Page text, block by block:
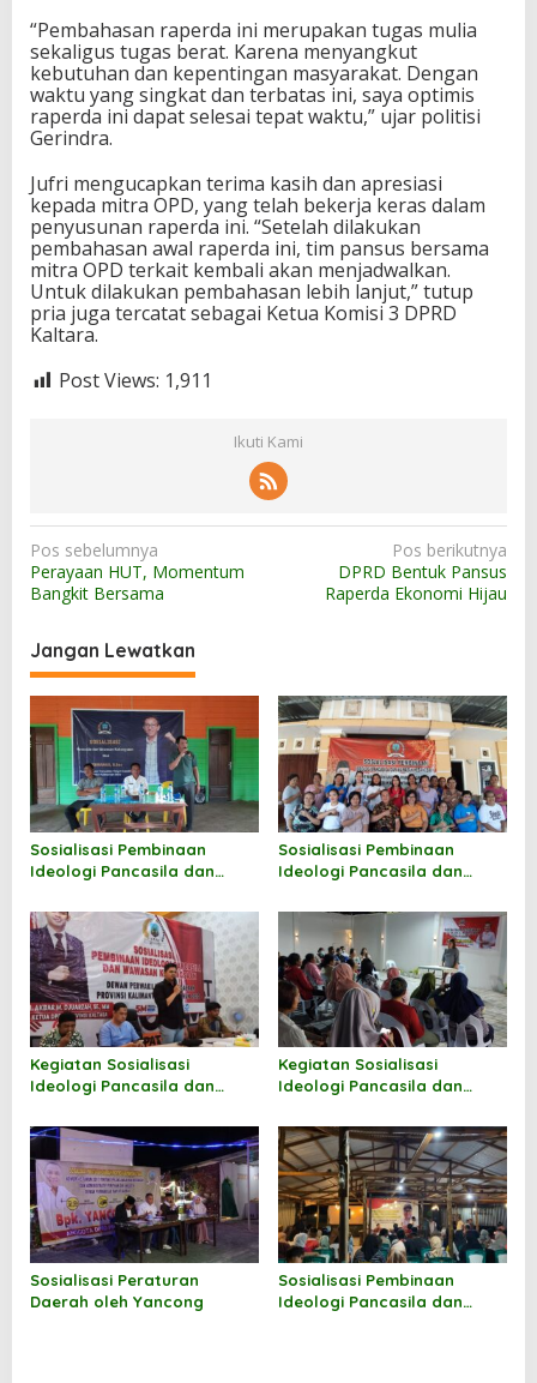
“Pembahasan raperda ini merupakan tugas mulia
sekaligus tugas berat. Karena menyangkut
kebutuhan dan kepentingan masyarakat. Dengan
waktu yang singkat dan terbatas ini, saya optimis
raperda ini dapat selesai tepat waktu,” ujar politisi
Gerindra.
Jufri mengucapkan terima kasih dan apresiasi
kepada mitra OPD, yang telah bekerja keras dalam
penyusunan raperda ini. “Setelah dilakukan
pembahasan awal raperda ini, tim pansus bersama
mitra OPD terkait kembali akan menjadwalkan.
Untuk dilakukan pembahasan lebih lanjut,” tutup
pria juga tercatat sebagai Ketua Komisi 3 DPRD
Kaltara.
Post Views: 1,911
Ikuti Kami
N
a
i
g
a
s
i
p
o
s
Pos sebelumnya
Perayaan HUT, Momentum
Bangkit Bersama
Pos berikutnya
DPRD Bentuk Pansus
Raperda Ekonomi Hijau
Jangan Lewatkan
Sosialisasi Pembinaan
Ideologi Pancasila dan
Hermanus
Sosialisasi Pembinaan
Ideologi Pancasila dan
Markus Sakke
Kegiatan Sosialisasi
Ideologi Pancasila dan
Andi M Akbar
Kegiatan Sosialisasi
Ideologi Pancasila dan
Norhayati Andris
Sosialisasi Peraturan
Daerah oleh Yancong
Sosialisasi Pembinaan
Ideologi Pancasila dan